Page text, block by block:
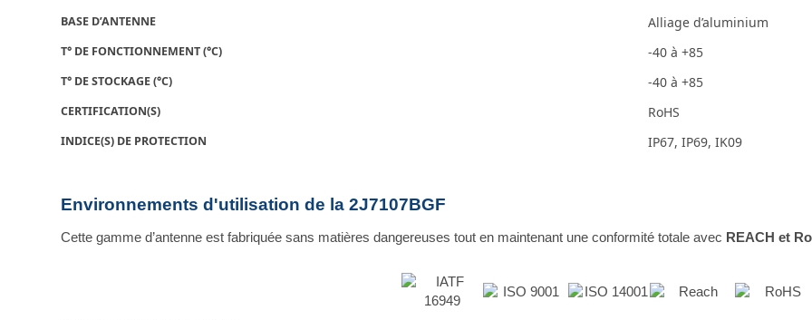
BASE D’ANTENNE Alliage d’aluminium
T° DE FONCTIONNEMENT (°C) -40 à +85
T° DE STOCKAGE (°C) -40 à +85
CERTIFICATION(S) RoHS
INDICE(S) DE PROTECTION IP67, IP69, IK09
Environnements d'utilisation de la 2J7107BGF
Cette gamme d’antenne est fabriquée sans matières dangereuses tout en maintenant une conformité totale avec REACH et